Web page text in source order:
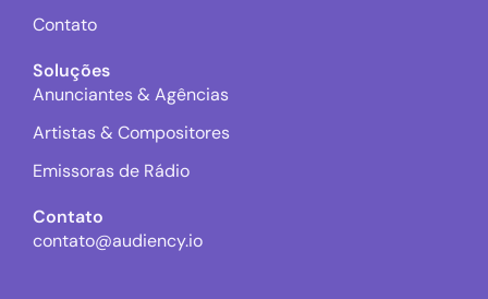
Contato
Soluções
Anunciantes & Agências
Artistas & Compositores
Emissoras de Rádio
Contato
contato@audiency.io